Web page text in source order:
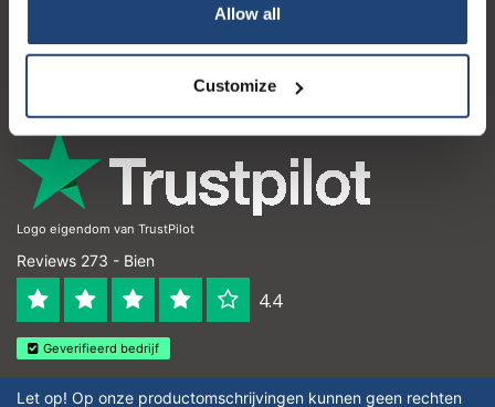
Allow all
Customize
Detalles de contacto
Logo eigendom van TrustPilot
Reviews 273 - Bien
4.4
Geverifieerd bedrijf
Let op! Op onze productomschrijvingen kunnen geen rechten